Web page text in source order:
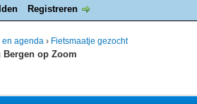
Registreren
en agenda › Fietsmaatje gezocht
op Zoom